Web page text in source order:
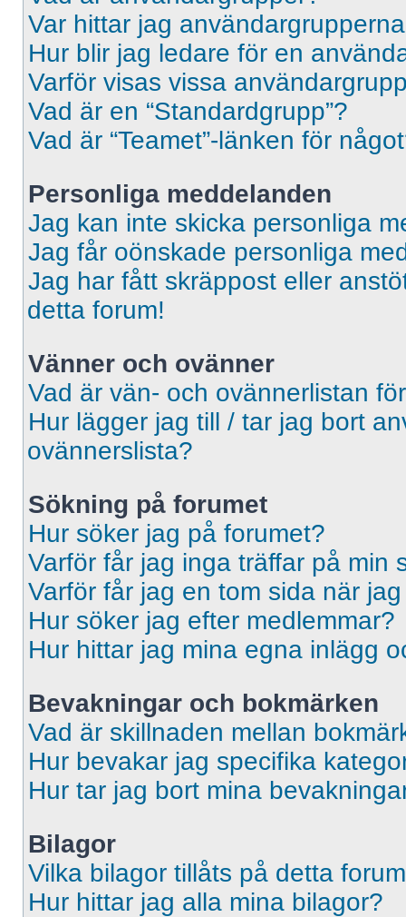
Var hittar jag
Hur blir jag ledare för en
Varför visas vissa
Vad är en “Standardgrupp”?
Vad är “Teamet”-länken för
Personliga meddelanden
Jag kan inte skicka personliga
Jag får oönskade personliga
Jag har fått skräppost eller
detta forum!
Vänner och ovänner
Vad är vän- och ovännerlistan
Hur lägger jag till / tar jag bort
ovännerslista?
Sökning på forumet
Hur söker jag på forumet?
Varför får jag inga träffar på min
Varför får jag en tom sida när
Hur söker jag efter medlemmar?
Hur hittar jag mina egna inlägg
Bevakningar och bokmärken
Vad är skillnaden mellan
Hur bevakar jag specifika
Hur tar jag bort mina
Bilagor
Vilka bilagor tillåts på detta
Hur hittar jag alla mina bilagor?